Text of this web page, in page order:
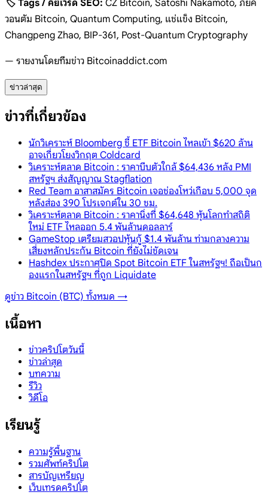
🏷️ Tags / คีย์เวิร์ด SEO: CZ Bitcoin, Satoshi Nakamoto, ภัยค
วอนตัม Bitcoin, Quantum Computing, แช่แข็ง Bitcoin,
Changpeng Zhao, BIP-361, Post-Quantum Cryptography
— รายงานโดยทีมข่าว Bitcoinaddict.com
ข่าวล่าสุด
ข่าวที่เกี่ยวข้อง
นักวิเคราะห์ Bloomberg ชี้ ETF Bitcoin ไหลเข้า $620 ล้าน
อาจเกี่ยวโยงวิกฤต Coldcard
วิเคราะห์ตลาด Bitcoin : ราคาบีบตัวใกล้ $64,436 หลัง PMI
สหรัฐฯ ส่งสัญญาณ Stagflation
Red Team อาสาสมัคร Bitcoin เจอช่องโหว่เกือบ 5,000 จุด
หลังส่อง 390 โปรเจกต์ใน 30 ชม.
วิเคราะห์ตลาด Bitcoin : ราคานิ่งที่ $64,648 หุ้นโลกทำสถิติ
ใหม่ ETF ไหลออก 5.4 พันล้านดอลลาร์
GameStop เตรียมสวอปหุ้นกู้ $1.4 พันล้าน ท่ามกลางความ
เสี่ยงหลักประกัน Bitcoin ที่ยังไม่ชัดเจน
Hashdex ประกาศปิด Spot Bitcoin ETF ในสหรัฐฯ! ถือเป็นก
องแรกในสหรัฐฯ ที่ถูก Liquidate
ดูข่าว Bitcoin (BTC) ทั้งหมด →
เนื้อหา
ข่าวคริปโตวันนี้
ข่าวล่าสุด
บทความ
รีวิว
วิดีโอ
เรียนรู้
ความรู้พื้นฐาน
รวมศัพท์คริปโต
สารบัญเหรียญ
เว็บเทรดคริปโต